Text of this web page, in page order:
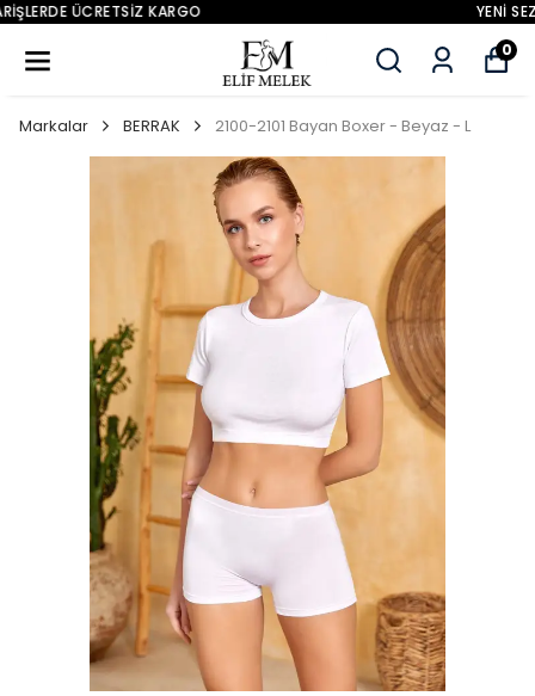
YENİ SEZON ÜRÜNLER
0
Markalar BERRAK 2100-2101 Bayan Boxer - Beyaz - L